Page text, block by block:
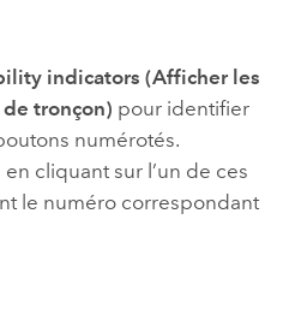
indicators (Afficher les
tronçon) pour identifier
numérotés.
cliquant sur l’un de ces
le numéro correspondant